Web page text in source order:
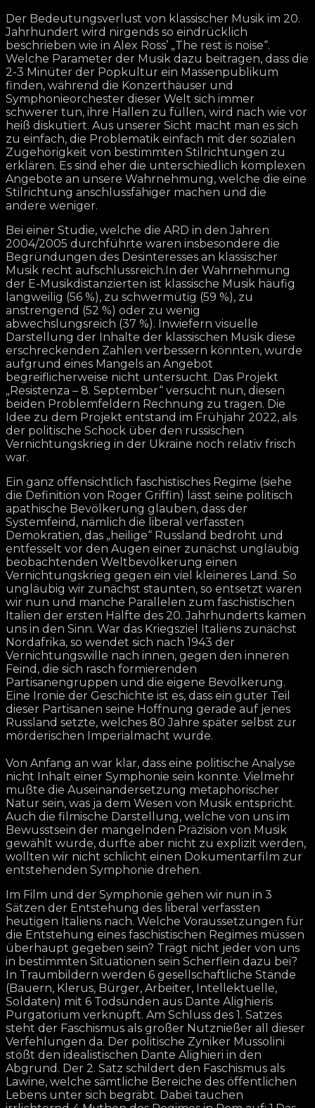
Der Bedeutungsverlust von klassischer Musik im 20.
Jahrhundert wird nirgends so eindrücklich
beschrieben wie in Alex Ross’ „The rest is noise“.
Welche Parameter der Musik dazu beitragen, dass die
2-3 Minüter der Popkultur ein Massenpublikum
finden, während die Konzerthäuser und
Symphonieorchester dieser Welt sich immer
schwerer tun, ihre Hallen zu füllen, wird nach wie vor
heiß diskutiert. Aus unserer Sicht macht man es sich
zu einfach, die Problematik einfach mit der sozialen
Zugehörigkeit von bestimmten Stilrichtungen zu
erklären. Es sind eher die unterschiedlich komplexen
Angebote an unsere Wahrnehmung, welche die eine
Stilrichtung anschlussfähiger machen und die
andere weniger.
Bei einer Studie, welche die ARD in den Jahren
2004/2005 durchführte waren insbesondere die
Begründungen des Desinteresses an klassischer
Musik recht aufschlussreich.In der Wahrnehmung
der E-Musikdistanzierten ist klassische Musik häufig
langweilig (56 %), zu schwermütig (59 %), zu
anstrengend (52 %) oder zu wenig
abwechslungsreich (37 %). Inwiefern visuelle
Darstellung der Inhalte der klassischen Musik diese
erschreckenden Zahlen verbessern könnten, wurde
aufgrund eines Mangels an Angebot
begreiflicherweise nicht untersucht. Das Projekt
„Resistenza – 8. September“ versucht nun, diesen
beiden Problemfeldern Rechnung zu tragen. Die
Idee zu dem Projekt entstand im Frühjahr 2022, als
der politische Schock über den russischen
Vernichtungskrieg in der Ukraine noch relativ frisch
war.
Ein ganz offensichtlich faschistisches Regime (siehe
die Definition von Roger Griffin) lässt seine politisch
apathische Bevölkerung glauben, dass der
Systemfeind, nämlich die liberal verfassten
Demokratien, das „heilige“ Russland bedroht und
entfesselt vor den Augen einer zunächst ungläubig
beobachtenden Weltbevölkerung einen
Vernichtungskrieg gegen ein viel kleineres Land. So
ungläubig wir zunächst staunten, so entsetzt waren
wir nun und manche Parallelen zum faschistischen
Italien der ersten Hälfte des 20. Jahrhunderts kamen
uns in den Sinn. War das Kriegsziel Italiens zunächst
Nordafrika, so wendet sich nach 1943 der
Vernichtungswille nach innen, gegen den inneren
Feind, die sich rasch formierenden
Partisanengruppen und die eigene Bevölkerung.
Eine Ironie der Geschichte ist es, dass ein guter Teil
dieser Partisanen seine Hoffnung gerade auf jenes
Russland setzte, welches 80 Jahre später selbst zur
mörderischen Imperialmacht wurde.
Von Anfang an war klar, dass eine politische Analyse
nicht Inhalt einer Symphonie sein konnte. Vielmehr
mußte die Auseinandersetzung metaphorischer
Natur sein, was ja dem Wesen von Musik entspricht.
Auch die filmische Darstellung, welche von uns im
Bewusstsein der mangelnden Präzision von Musik
gewählt wurde, durfte aber nicht zu explizit werden,
wollten wir nicht schlicht einen Dokumentarfilm zur
entstehenden Symphonie drehen.
Im Film und der Symphonie gehen wir nun in 3
Sätzen der Entstehung des liberal verfassten
heutigen Italiens nach. Welche Voraussetzungen für
die Entstehung eines faschistischen Regimes müssen
überhaupt gegeben sein? Trägt nicht jeder von uns
in bestimmten Situationen sein Scherflein dazu bei?
In Traumbildern werden 6 gesellschaftliche Stände
(Bauern, Klerus, Bürger, Arbeiter, Intellektuelle,
Soldaten) mit 6 Todsünden aus Dante Alighieris
Purgatorium verknüpft. Am Schluss des 1. Satzes
steht der Faschismus als großer Nutznießer all dieser
Verfehlungen da. Der politische Zyniker Mussolini
stößt den idealistischen Dante Alighieri in den
Abgrund. Der 2. Satz schildert den Faschismus als
Lawine, welche sämtliche Bereiche des öffentlichen
Lebens unter sich begräbt. Dabei tauchen